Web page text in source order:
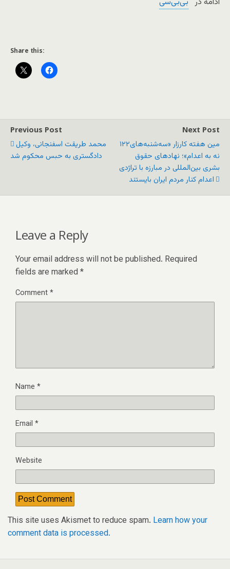
Share this:
Previous Post
محمد طریقت اسفنجانی، وکیل
دادگستری به حبس محکوم شد
Next Post
۱۲۲مین هفته کارزار «سه‌شنبه‌های
نه ‌به اعدام»؛ نهادهای حقوق
بشری بین‌المللی در مبارزه با تراژدی
اعدام کنار مردم ایران بایستند
Leave a Reply
Your email address will not be published. Required
fields are marked *
Comment*
Name *
Email *
Website
This site uses Akismet to reduce spam. Learn how your
comment data is processed.